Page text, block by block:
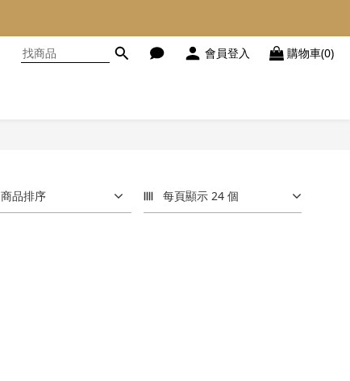
會員登入 購物車(0)
商品排序 每頁顯示 24 個